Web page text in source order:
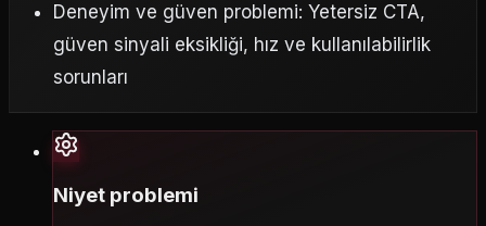
Deneyim ve güven problemi: Yetersiz CTA,
güven sinyali eksikliği, hız ve kullanılabilirlik
sorunları
Niyet problemi